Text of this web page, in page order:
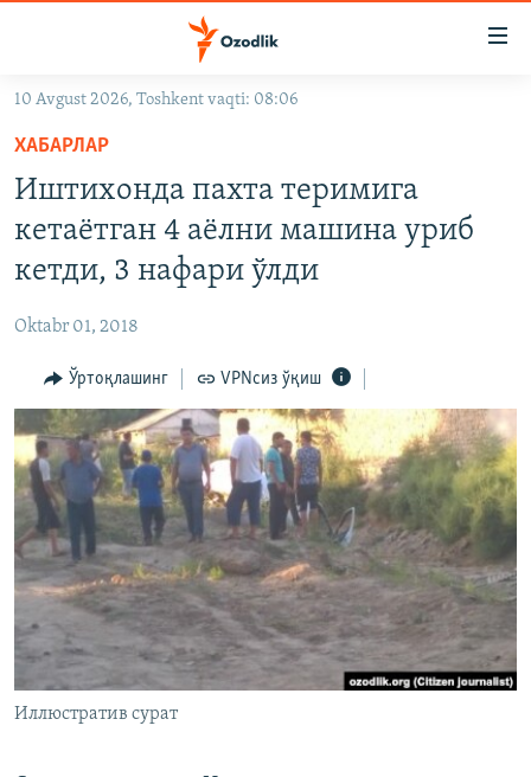
Асосий
навигацияга
ўтинг
Қидиришга
ўтинг
На русском
ИЖТИМОИЙ ТАРМОҚЛАР
Озодлик бошқа тилларда
10 Avgust 2026, Toshkent vaqti: 08:06
ХАБАРЛАР
Иштихонда пахта теримига
кетаётган 4 аёлни машина уриб
кетди, 3 нафари ўлди
Oktabr 01, 2018
Ўртоқлашинг VPNсиз ўқиш
Иллюстратив сурат